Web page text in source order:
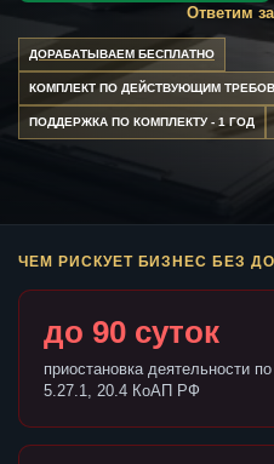
Ответим
ДОРАБАТЫВАЕМ БЕСПЛАТНО
КОМПЛЕКТ ПО ДЕЙСТВУЮЩИМ
ПОДДЕРЖКА ПО КОМПЛЕКТУ - 1 ГОД
ЧЕМ РИСКУЕТ БИЗНЕС БЕЗ
до 90 суток
приостановка деятельности
5.27.1, 20.4 КоАП РФ